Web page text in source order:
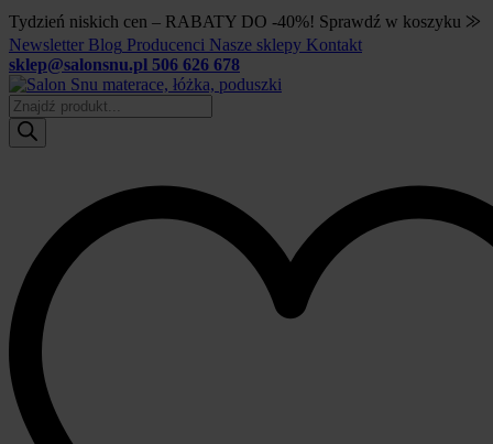
Tydzień niskich cen – RABATY DO -40%! Sprawdź w koszyku ⨠
Newsletter Blog Producenci Nasze sklepy Kontakt
sklep@salonsnu.pl 506 626 678
Wyszukiwarka
produktów